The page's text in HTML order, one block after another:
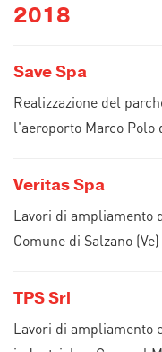
2018
Save Spa
Realizzazione del
l'aeroporto Marco Polo
Veritas Spa
Lavori di ampliamento
Comune di Salzano (Ve)
TPS Srl
Lavori di ampliamento